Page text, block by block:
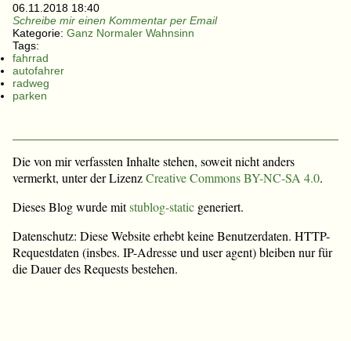
06.11.2018 18:40
Schreibe mir einen Kommentar per Email
Kategorie: Ganz Normaler Wahnsinn
Tags:
fahrrad
autofahrer
radweg
parken
Die von mir verfassten Inhalte stehen, soweit nicht anders
vermerkt, unter der LizenzCreative Commons BY-NC-SA 4.0.
Dieses Blog wurde mitstublog-static generiert.
Datenschutz: Diese Website erhebt keine Benutzerdaten. HTTP-
Requestdaten (insbes. IP-Adresse und user agent) bleiben nur für
die Dauer des Requests bestehen.